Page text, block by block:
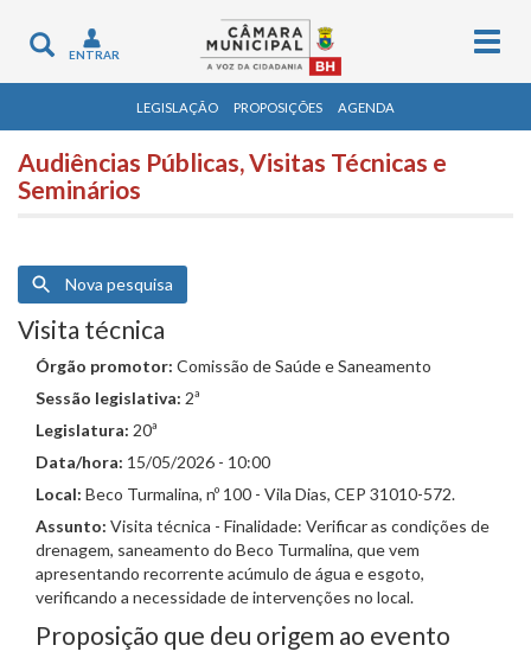
Toggle
navigation
ENTRAR
LEGISLAÇÃO PROPOSIÇÕES AGENDA
Audiências Públicas, Visitas Técnicas e
Seminários
Nova pesquisa
Visita técnica
Órgão promotor: Comissão de Saúde e Saneamento
Sessão legislativa: 2ª
Legislatura: 20ª
Data/hora: 15/05/2026 - 10:00
Local: Beco Turmalina, nº 100 - Vila Dias, CEP 31010-572.
Assunto: Visita técnica - Finalidade: Verificar as condições de
drenagem, saneamento do Beco Turmalina, que vem
apresentando recorrente acúmulo de água e esgoto,
verificando a necessidade de intervenções no local.
Proposição que deu origem ao evento